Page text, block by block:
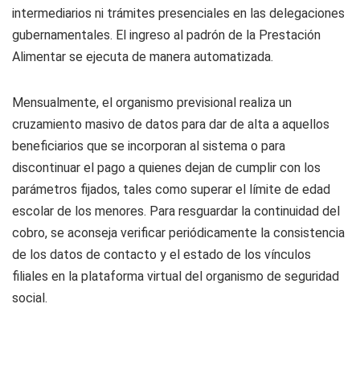
intermediarios ni trámites presenciales en las delegaciones
gubernamentales. El ingreso al padrón de la Prestación
Alimentar se ejecuta de manera automatizada.
Mensualmente, el organismo previsional realiza un
cruzamiento masivo de datos para dar de alta a aquellos
beneficiarios que se incorporan al sistema o para
discontinuar el pago a quienes dejan de cumplir con los
parámetros fijados, tales como superar el límite de edad
escolar de los menores. Para resguardar la continuidad del
cobro, se aconseja verificar periódicamente la consistencia
de los datos de contacto y el estado de los vínculos
filiales en la plataforma virtual del organismo de seguridad
social.